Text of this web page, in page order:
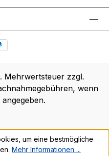
Mehrwertsteuer zzgl.
wenn
um eine bestmögliche
Mehr Informationen ...